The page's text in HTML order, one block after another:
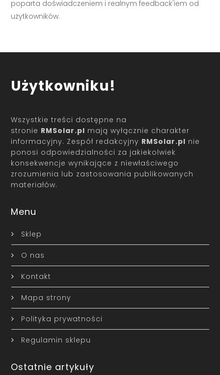
poparta doświadczeniem i realnym feedback'iem od
użytkowników.
Użytkowniku!
Wszystkie treści dostępne na
stronie RMSolar.pl mają wyłącznie charakter
informacyjny. Zespół redakcyjny RMSolar.pl nie
ponosi odpowiedzialności za jakiekolwiek
konsekwencje wynikające z niewłaściwego
zrozumienia lub zastosowania publikowanych
materiałów.
Menu
Sklep
O nas
Kontakt
Mapa strony
Polityka prywatności
Regulamin sklepu
Ostatnie artykuły